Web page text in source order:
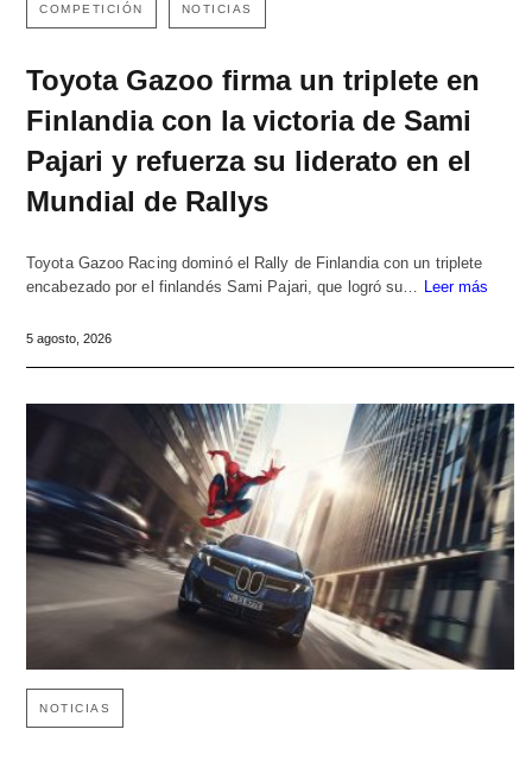
COMPETICIÓN NOTICIAS
Toyota Gazoo firma un triplete en
Finlandia con la victoria de Sami
Pajari y refuerza su liderato en el
Mundial de Rallys
Toyota Gazoo Racing dominó el Rally de Finlandia con un triplete
encabezado por el finlandés Sami Pajari, que logró su… Leer más
5 agosto, 2026
NOTICIAS